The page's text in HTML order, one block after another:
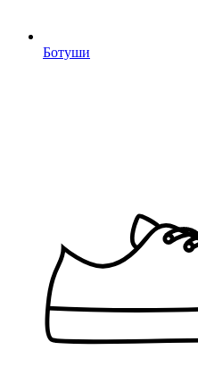
Ботуши